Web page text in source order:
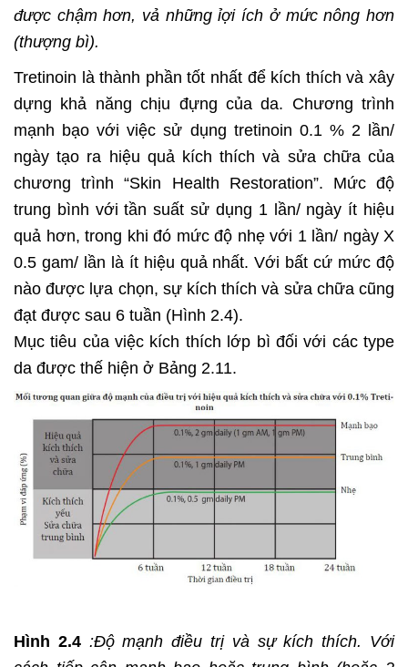
được chậm hơn, vả những ỉợi ích ở mức nông hơn
(thượng bì).
Tretinoin là thành phần tốt nhất để kích thích và xây
dựng khả năng chịu đựng của da. Chương trình
mạnh bạo với việc sử dụng tretinoin 0.1 % 2 lần/
ngày tạo ra hiệu quả kích thích và sửa chữa của
chương trình “Skin Health Restoration”. Mức độ
trung bình với tần suất sử dụng 1 lần/ ngày ít hiệu
quả hơn, trong khi đó mức độ nhẹ với 1 lần/ ngày X
0.5 gam/ lần là ít hiệu quả nhất. Với bất cứ mức độ
nào được lựa chọn, sự kích thích và sửa chữa cũng
đạt được sau 6 tuần (Hình 2.4).
Mục tiêu của việc kích thích lớp bì đối với các type
da được thế hiện ở Bảng 2.11.
Hình 2.4:Độ mạnh điều trị và sự kích thích. Với